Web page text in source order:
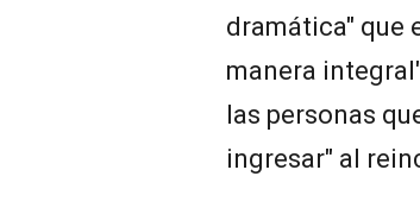
dramática" que
manera
las personas
ingresar" al